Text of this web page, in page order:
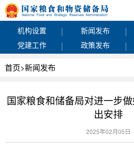
机构设置 | 新闻发布 |
党建工作
| 政策发布 |
首页>新闻发布
国家粮食和储备局对进一步
出安排
2025年02月05日